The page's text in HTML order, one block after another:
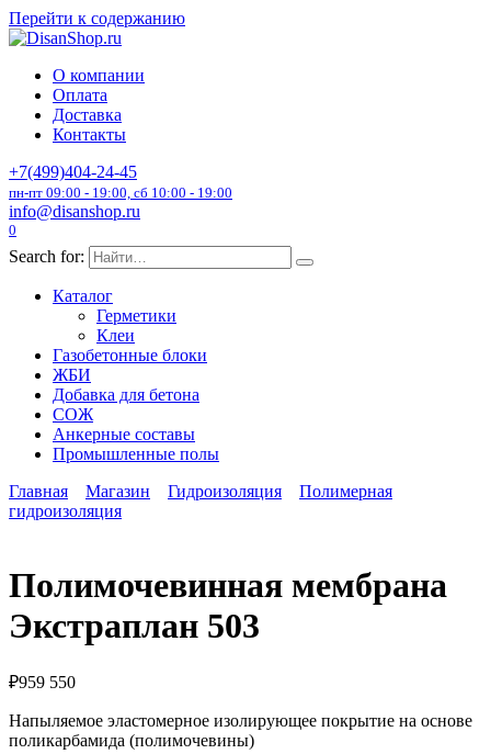
Перейти к содержанию
О компании
Оплата
Доставка
Контакты
+7(499)404-24-45
пн-пт 09:00 - 19:00, сб 10:00 - 19:00
info@disanshop.ru
0
Search for:
Каталог
Герметики
Клеи
Газобетонные блоки
ЖБИ
Добавка для бетона
СОЖ
Анкерные составы
Промышленные полы
Главная
Магазин Гидроизоляция
Полимерная
гидроизоляция
Полимочевинная мембрана
Экстраплан 503
₽959 550
Напыляемое эластомерное изолирующее покрытие на основе
поликарбамида (полимочевины)